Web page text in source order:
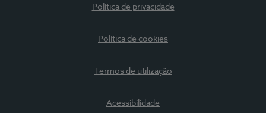
Política de privacidade
Política de cookies
Termos de utilização
Acessibilidade